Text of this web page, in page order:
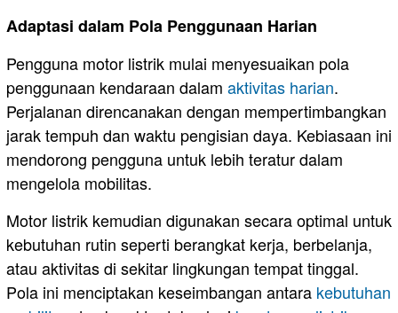
Adaptasi dalam Pola Penggunaan Harian
Pengguna motor listrik mulai menyesuaikan pola
penggunaan kendaraan dalam aktivitas harian.
Perjalanan direncanakan dengan mempertimbangkan
jarak tempuh dan waktu pengisian daya. Kebiasaan ini
mendorong pengguna untuk lebih teratur dalam
mengelola mobilitas.
Motor listrik kemudian digunakan secara optimal untuk
kebutuhan rutin seperti berangkat kerja, berbelanja,
atau aktivitas di sekitar lingkungan tempat tinggal.
Pola ini menciptakan keseimbangan antara kebutuhan